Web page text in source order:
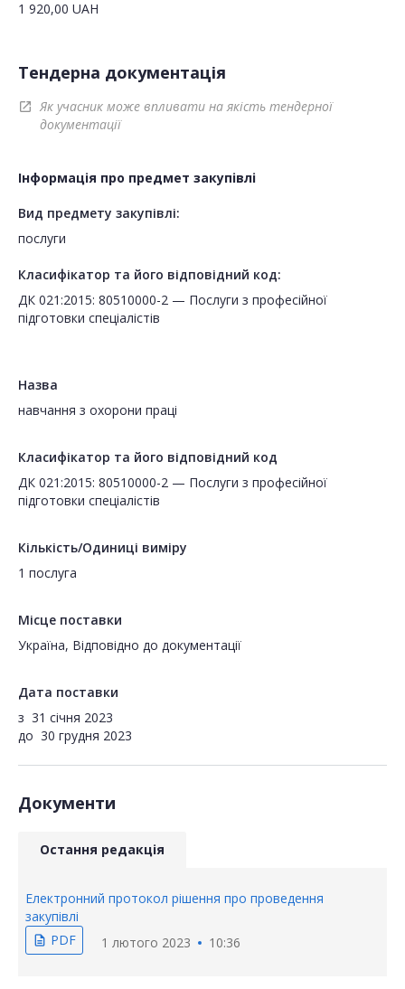
1 920,00 UAH
Тендерна документація
open_in_new
Як учасник може впливати на якість тендерної
документації
Інформація про предмет закупівлі
Вид предмету закупівлі:
послуги
Класифікатор та його відповідний код:
ДК 021:2015: 80510000-2 — Послуги з професійної
підготовки спеціалістів
Назва
навчання з охорони праці
Класифікатор та його відповідний код
ДК 021:2015: 80510000-2 — Послуги з професійної
підготовки спеціалістів
Кількість/Одиниці виміру
1 послуга
Місце поставки
Україна, Відповідно до документації
Дата поставки
з 31 січня 2023
до 30 грудня 2023
Документи
Остання редакція
Електронний протокол рішення про проведення
закупівлі
description PDF 1 лютого 2023 10:36